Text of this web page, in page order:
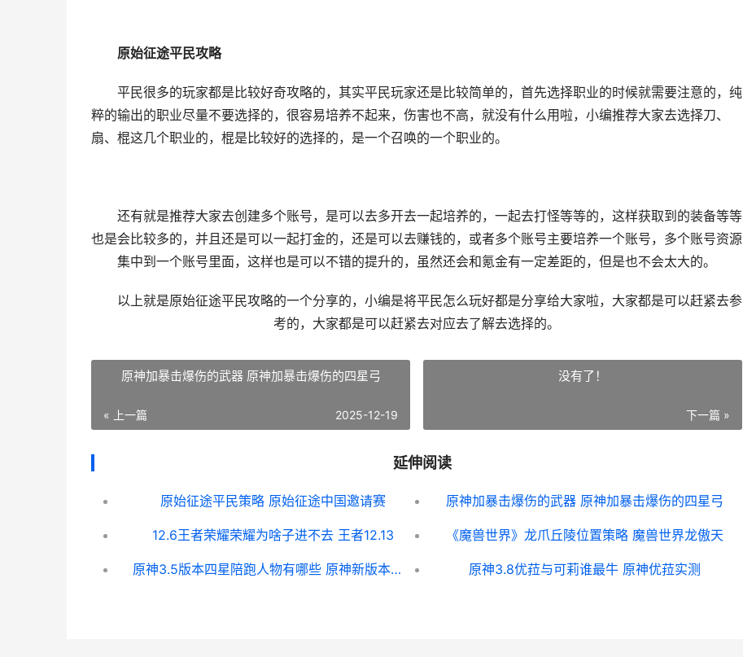
原始征途平民攻略
平民很多的玩家都是比较好奇攻略的，其实平民玩家还是比较简单的，首先选择职业的时候就需要注意的，纯
粹的输出的职业尽量不要选择的，很容易培养不起来，伤害也不高，就没有什么用啦，小编推荐大家去选择刀、
扇、棍这几个职业的，棍是比较好的选择的，是一个召唤的一个职业的。
还有就是推荐大家去创建多个账号，是可以去多开去一起培养的，一起去打怪等等的，这样获取到的装备等等
也是会比较多的，并且还是可以一起打金的，还是可以去赚钱的，或者多个账号主要培养一个账号，多个账号资源
集中到一个账号里面，这样也是可以不错的提升的，虽然还会和氪金有一定差距的，但是也不会太大的。
以上就是原始征途平民攻略的一个分享的，小编是将平民怎么玩好都是分享给大家啦，大家都是可以赶紧去参
考的，大家都是可以赶紧去对应去了解去选择的。
原神加暴击爆伤的武器 原神加暴击爆伤的四星弓
« 上一篇 2025-12-19
没有了！
下一篇 »
延伸阅读
原始征途平民策略 原始征途中国邀请赛 原神加暴击爆伤的武器 原神加暴击爆伤的四星弓
12.6王者荣耀荣耀为啥子进不去 王者12.13 《魔兽世界》龙爪丘陵位置策略 魔兽世界龙傲天
原神3.5版本四星陪跑人物有哪些 原神新版本四星 原神3.8优菈与可莉谁最牛 原神优菈实测